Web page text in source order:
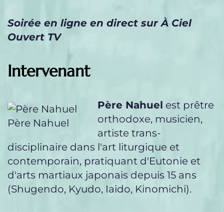
Soirée en ligne en direct sur À Ciel
Ouvert TV
Intervenant
Père Nahuel
Père Nahuel est prêtre
orthodoxe, musicien,
artiste trans-
disciplinaire dans l'art liturgique et
contemporain, pratiquant d'Eutonie et
d'arts martiaux japonais depuis 15 ans
(Shugendo, Kyudo, Iaido, Kinomichi).